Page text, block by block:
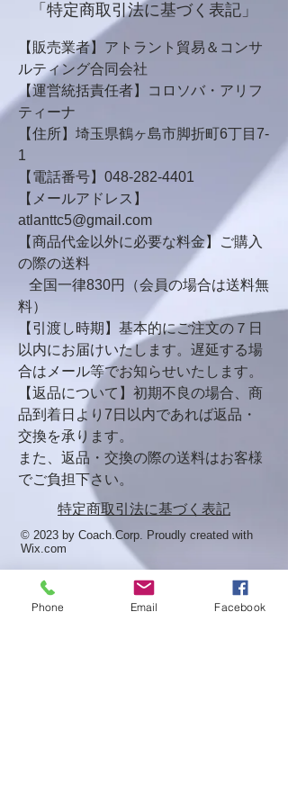
「特定商取引法に基づく表記」
【販売業者】アトラント貿易＆コンサ
ルティング合同会社
【運営統括責任者】コロソバ・アリフ
ティーナ
【住所】埼玉県鶴ヶ島市脚折町6丁目7-
1
【電話番号】048-282-4401
【メールアドレス】
atlanttc5@gmail.com
【商品代⾦以外に必要な料⾦】ご購⼊
の際の送料
全国⼀律830円（会員の場合は送料無
料）
【引渡し時期】基本的にご注文の７日
以内にお届けいたします。遅延する場
合はメール等でお知らせいたします。
【返品について】初期不良の場合、商
品到着⽇より7⽇以内であれば返品・
交換を承ります。
また、返品・交換の際の送料はお客様
でご負担下さい。
© 2023 by Coach.Corp. Proudly created with
Wix.com
特定商取引法に基づく表記
Phone Email Facebook